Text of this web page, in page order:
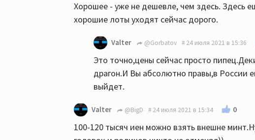
Хорошее - уже не дешевле, чем здесь. Здесь
хорошие лоты уходят сейчас дорого.
Valter @Gorbatov 24 июля 2021 в 15:36
Это точно,цены сейчас просто
драгон.И Вы абсолютно правы,в России
выйдет.
Valter @BigD 24 июля 2021 в 15:34 0
100-120 тысяч иен можно взять внешне